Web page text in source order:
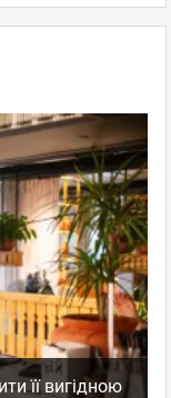
й цікаво
таски,
0
0
її вигідною